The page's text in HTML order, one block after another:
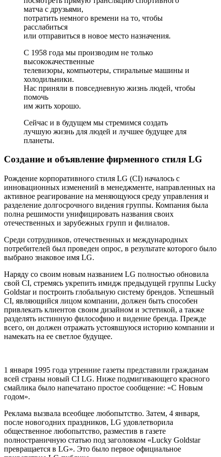
матча с друзьями,
потратить немного времени на то, чтобы
расслабиться
или отправиться в новое место назначения.
С 1958 года мы производим не только
высококачественные
телевизоры, компьютеры, стиральные машины и
холодильники.
Нас приняли в повседневную жизнь людей, чтобы
помочь
им жить хорошо.
Сейчас и в будущем мы стремимся создать
лучшую жизнь для людей и лучшее будущее для
планеты.
Создание и объявление фирменного стиля LG
Рождение корпоративного стиля LG (CI) началось с
инновационных изменений в менеджменте, направленных на
активное реагирование на меняющуюся среду управления и
разделение долгосрочного видения группы. Компания была
полна решимости унифицировать названия своих
отечественных и зарубежных групп и филиалов.
Среди сотрудников, отечественных и международных
потребителей был проведен опрос, в результате которого было
выбрано знаковое имя LG.
Наряду со своим новым названием LG полностью обновила
свой CI, стремясь укрепить имидж предыдущей группы Lucky
Goldstar и построить глобальную систему брендов. Успешный
CI, являющийся лицом компании, должен быть способен
привлекать клиентов своим дизайном и эстетикой, а также
разделять истинную философию и видение бренда. Прежде
всего, он должен отражать устоявшуюся историю компании и
намекать на ее светлое будущее.
1 января 1995 года утренние газеты представили гражданам
всей страны новый CI LG. Ниже подмигивающего красного
смайлика было напечатано простое сообщение: «С Новым
годом».
Реклама вызвала всеобщее любопытство. Затем, 4 января,
после новогодних праздников, LG удовлетворила
общественное любопытство, разместив в газете
полностраничную статью под заголовком «Lucky Goldstar
превращается в LG». Это было первое официальное